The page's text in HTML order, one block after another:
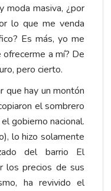
moda masiva, ¿por
lo que me venda
Es más, yo me
a mí? De
pero cierto.
que hay un montón
el sombrero
gobierno nacional.
lo hizo solamente
del barrio El
los precios de sus
ha revivido el